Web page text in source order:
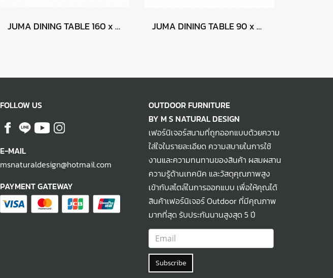
JUMA DINING TABLE 160 x 90 - CALACATTA JUMA DINING TABLE 90 x 90 - CALACATTA
FOLLOW US
E-MAIL
msnaturaldesign@hotmail.com
PAYMENT GATEWAY
OUTDOOR FURNITURE
BY M S NATURAL DESIGN
เฟอร์นิเจอร์สนามที่ถูกออกแบบด้วยความ
ใส่ใจในรายละเอียด ความสบายในการใช้
งานและความทนทานของสินค้า ผสมผสาน
ความรู้ด้านเทคนิค และวัสดุคุณภาพสูง
เข้ากับสไตล์ในการออกแบบ เพื่อให้คุณได้
สินค้าเฟอร์นิเจอร์ Outdoor ที่มีคุณภาพ
มากที่สุด รับประกันนานสูงสุด 5 ปี
Subscribe